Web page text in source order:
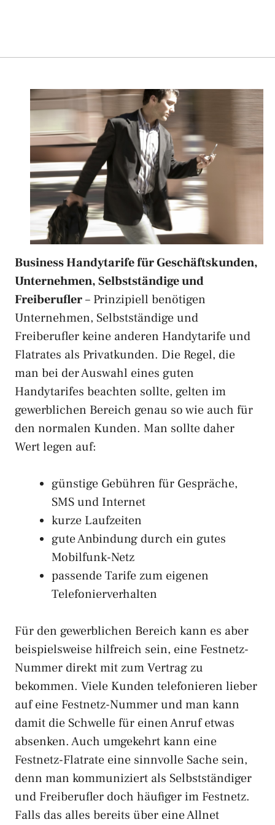
Business Handytarife für Geschäftskunden,
Unternehmen, Selbstständige und
Freiberufler– Prinzipiell benötigen
Unternehmen, Selbstständige und
Freiberufler keine anderen Handytarife und
Flatrates als Privatkunden. Die Regel, die
man bei der Auswahl eines guten
Handytarifes beachten sollte, gelten im
gewerblichen Bereich genau so wie auch für
den normalen Kunden. Man sollte daher
Wert legen auf:
günstige Gebühren für Gespräche,
SMS und Internet
kurze Laufzeiten
gute Anbindung durch ein gutes
Mobilfunk-Netz
passende Tarife zum eigenen
Telefonierverhalten
Für den gewerblichen Bereich kann es aber
beispielsweise hilfreich sein, eine Festnetz-
Nummer direkt mit zum Vertrag zu
bekommen. Viele Kunden telefonieren lieber
auf eine Festnetz-Nummer und man kann
damit die Schwelle für einen Anruf etwas
absenken. Auch umgekehrt kann eine
Festnetz-Flatrate eine sinnvolle Sache sein,
denn man kommuniziert als Selbstständiger
und Freiberufler doch häufiger im Festnetz.
Falls das alles bereits über eine Allnet